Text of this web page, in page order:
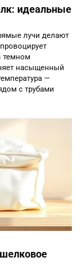
идеальные
лучи делают
темном
насыщенный
—
с трубами